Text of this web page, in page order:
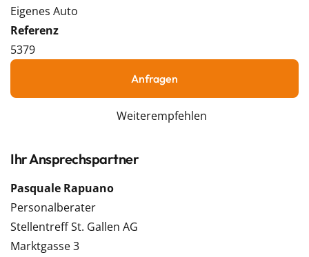
Eigenes Auto
Referenz
5379
Anfragen
Weiterempfehlen
Ihr Ansprechspartner
Pasquale Rapuano
Personalberater
Stellentreff St. Gallen AG
Marktgasse 3